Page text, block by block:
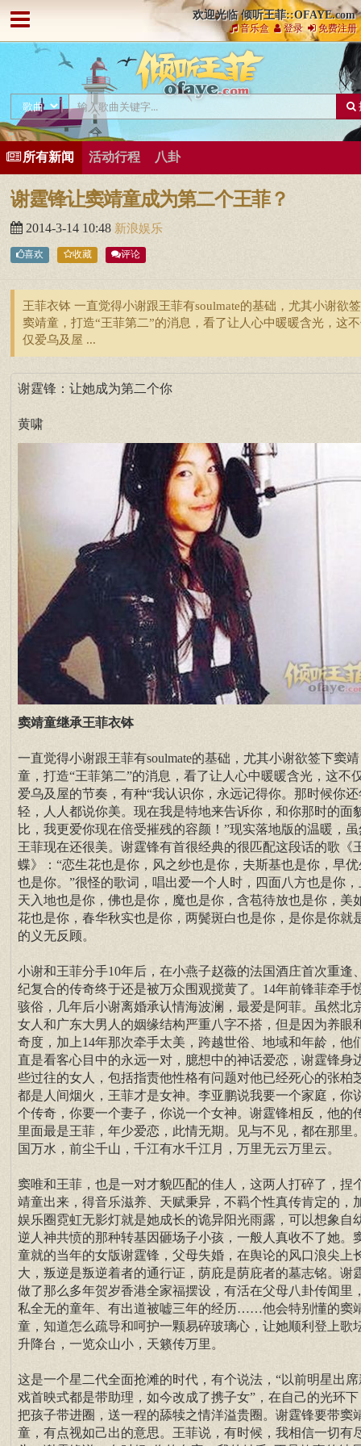
欢迎光临 倾听王菲::OFAYE.com
音乐盒 登录 免费注册
所有新闻 活动行程 八卦
谢霆锋让窦靖童成为第二个王菲？
2014-3-14 10:48 新浪娱乐
喜欢 收藏 评论
王菲衣钵 一直觉得小谢跟王菲有soulmate的基础，尤其小谢欲
窦靖童，打造“王菲第二”的消息，看了让人心中暖暖含光，这
仅爱乌及屋 ...
谢霆锋：让她成为第二个你
黄啸
窦靖童继承王菲衣钵
一直觉得小谢跟王菲有soulmate的基础，尤其小谢欲签下窦靖
童，打造“王菲第二”的消息，看了让人心中暖暖含光，这不
爱乌及屋的节奏，有种“我认识你，永远记得你。那时候你还
轻，人人都说你美。现在我是特地来告诉你，和你那时的面
比，我更爱你现在倍受摧残的容颜！”现实落地版的温暖，虽
王菲现在还很美。谢霆锋有首很经典的很匹配这段话的歌《
蝶》：“恋生花也是你，风之纱也是你，夫斯基也是你，早优
也是你。”很怪的歌词，唱出爱一个人时，四面八方也是你，
天入地也是你，佛也是你，魔也是你，含苞待放也是你，美
花也是你，春华秋实也是你，两鬓斑白也是你，是你是你就
的义无反顾。
小谢和王菲分手10年后，在小燕子赵薇的法国酒庄首次重逢
纪复合的传奇终于还是被万众围观搅黄了。14年前锋菲牵手
骇俗，几年后小谢离婚承认情海波澜，最爱是阿菲。虽然北
女人和广东大男人的姻缘结构严重八字不搭，但是因为养眼
奇度，加上14年那次牵手太美，跨越世俗、地域和年龄，他
直是看客心目中的永远一对，臆想中的神话爱恋，谢霆锋身
些过往的女人，包括指责他性格有问题对他已经死心的张柏
都是人间烟火，王菲才是女神。李亚鹏说我要一个家庭，你
个传奇，你要一个妻子，你说一个女神。谢霆锋相反，他的
里面最是王菲，年少爱恋，此情无期。见与不见，都在那里
国万水，前尘千山，千江有水千江月，万里无云万里云。
窦唯和王菲，也是一对才貌匹配的佳人，这两人打碎了，捏
靖童出来，得音乐滋养、天赋秉异，不羁个性真传肯定的，
娱乐圈霓虹无影灯就是她成长的诡异阳光雨露，可以想象自
逆人神共愤的那种转基因砸场子小孩，一般人真收不了她。
童就的当年的女版谢霆锋，父母失婚，在舆论的风口浪尖上
大，叛逆是叛逆着者的通行证，荫庇是荫庇者的墓志铭。谢
做了那么多年贺岁香港全家福摆设，有活在父母八卦传闻里
私全无的童年、有出道被嘘三年的经历……他会特别懂的窦
童，知道怎么疏导和呵护一颗易碎玻璃心，让她顺利登上歌
升降台，一览众山小，天籁传万里。
这是一个星二代全面抢滩的时代，有个说法，“以前明星出席
戏首映式都是带助理，如今改成了携子女”，在自己的光环下
把孩子带进圈，送一程的舔犊之情洋溢贵圈。谢霆锋要带窦
童，有点视如己出的意思。王菲说，有时候，我相信一切有